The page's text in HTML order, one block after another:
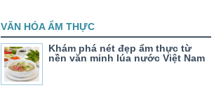
VĂN HÓA ẨM THỰC
Khám phá nét đẹp ẩm thực từ
nền văn minh lúa nước Việt Nam